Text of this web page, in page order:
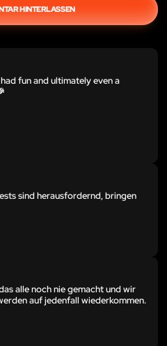
HINTERLASSEN
fun and ultimately even a
sind herausfordernd, bringen
alle noch nie gemacht und wir
auf jedenfall wiederkommen.